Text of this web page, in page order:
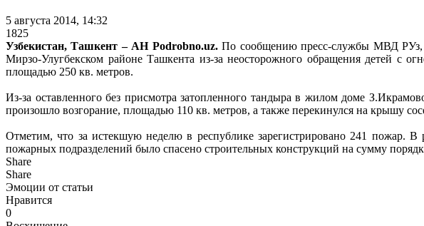
5 августа 2014, 14:32
1825
Узбекистан, Ташкент – АН Podrobno.uz.По сообщению пресс-службы МВД РУз, в
Мирзо-Улугбекском районе Ташкента из-за неосторожного обращения детей с
площадью 250 кв. метров.
Из-за оставленного без присмотра затопленного тандыра в жилом доме
произошло возгорание, площадью 110 кв. метров, а также перекинулся на крышу
Отметим, что за истекшую неделю в республике зарегистрировано 241 пожар.
пожарных подразделений было спасено строительных конструкций на сумму
Share
Share
Эмоции от статьи
Нравится
0